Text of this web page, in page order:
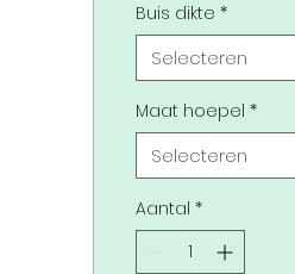
Buis dikte *
Selecteren
Maat hoepel *
Selecteren
Aantal *